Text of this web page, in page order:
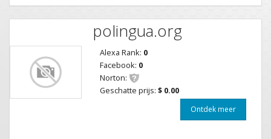
polingua.org
Alexa Rank: 0
Facebook: 0
Norton:
Geschatte prijs: $ 0.00
Ontdek meer